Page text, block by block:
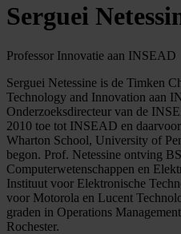
Serguei
Professor Innovatie aan INSEAD
Serguei Netessine is de Timken
Technology and Innovation aan
Onderzoeksdirecteur van de
2010 toe tot INSEAD en
Wharton School, University of
begon. Prof. Netessine ontving
Computerwetenschappen en
Instituut voor Elektronische
voor Motorola en Lucent
graden in Operations
Rochester.